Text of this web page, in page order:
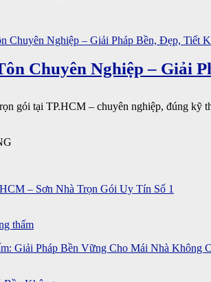
Chuyên Nghiệp – Giải
gói tại TP.HCM – chuyên nghiệp, đúng kỹ
– Sơn Nhà Trọn Gói Uy Tín Số 1
Giải Pháp Bền Vững Cho Mái Nhà Không